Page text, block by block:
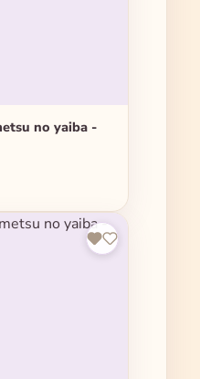
no yaiba -